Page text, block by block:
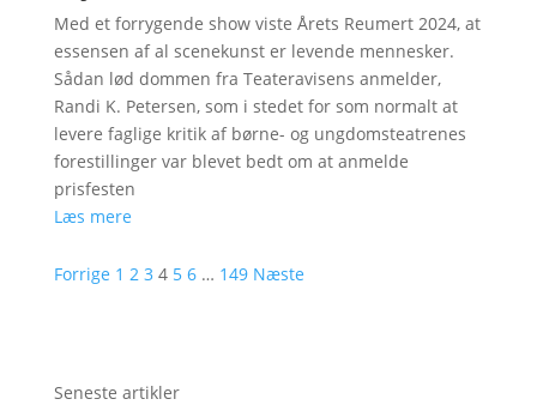
Med et forrygende show viste Årets Reumert 2024, at
essensen af al scenekunst er levende mennesker.
Sådan lød dommen fra Teateravisens anmelder,
Randi K. Petersen, som i stedet for som normalt at
levere faglige kritik af børne- og ungdomsteatrenes
forestillinger var blevet bedt om at anmelde
prisfesten
Læs mere
Forrige 1 2 3 4 5 6 … 149 Næste
Seneste artikler